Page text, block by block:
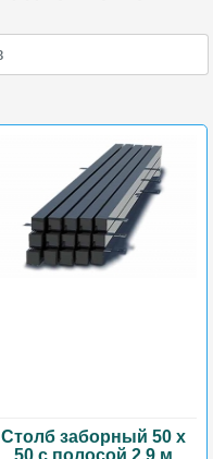
Столб заборный 50 х
50 с полосой 2,9 м